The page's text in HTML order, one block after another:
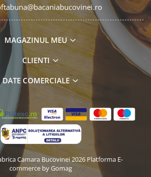
MAGAZINUL MEU
CLIENTI
DATE COMERCIALE
Camara Bucovinei 2026 Platforma E-
commerce by Gomag